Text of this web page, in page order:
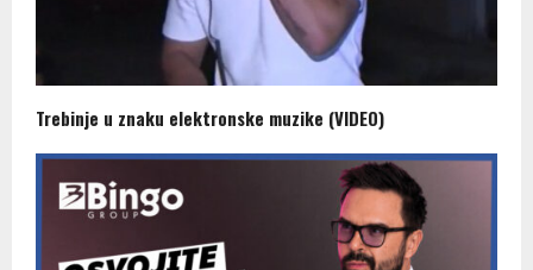
Trebinje u znaku elektronske muzike (VIDEO)